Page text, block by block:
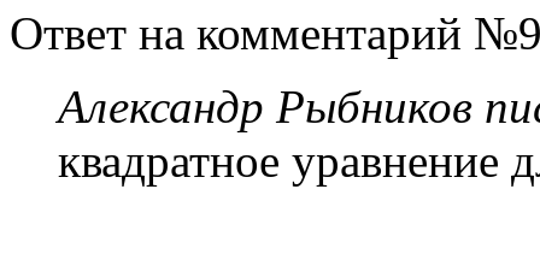
Ответ на комментарий
Александр Рыбников
квадратное уравнение